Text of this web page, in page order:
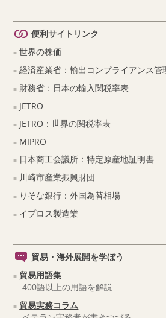
便利サイトリンク
世界の株価
経済産業省：輸出コンプライアンス管
財務省：日本の輸入関税率表
JETRO
JETRO：世界の関税率表
MIPRO
日本商工会議所：特定原産地証明書
川崎市産業振興財団
りそな銀行：外国為替相場
イプロス製造業
貿易・海外展開を学ぼう
貿易用語集
400語以上の用語を解説
貿易実務コラム